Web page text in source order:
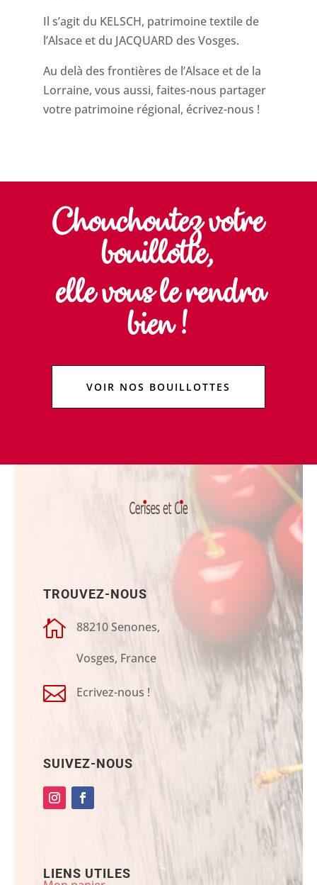
Il s’agit du KELSCH, patrimoine textile de
l’Alsace et du JACQUARD des Vosges.
Au delà des frontières de l’Alsace et de la
Lorraine, vous aussi, faites-nous partager
votre patrimoine régional, écrivez-nous !
Chouchoutez votre
bouillotte,
elle vous le rendra
bien !
VOIR NOS BOUILLOTTES
TROUVEZ-NOUS

88210 Senones,
Vosges, France
 Ecrivez-nous !
SUIVEZ-NOUS
LIENS UTILES